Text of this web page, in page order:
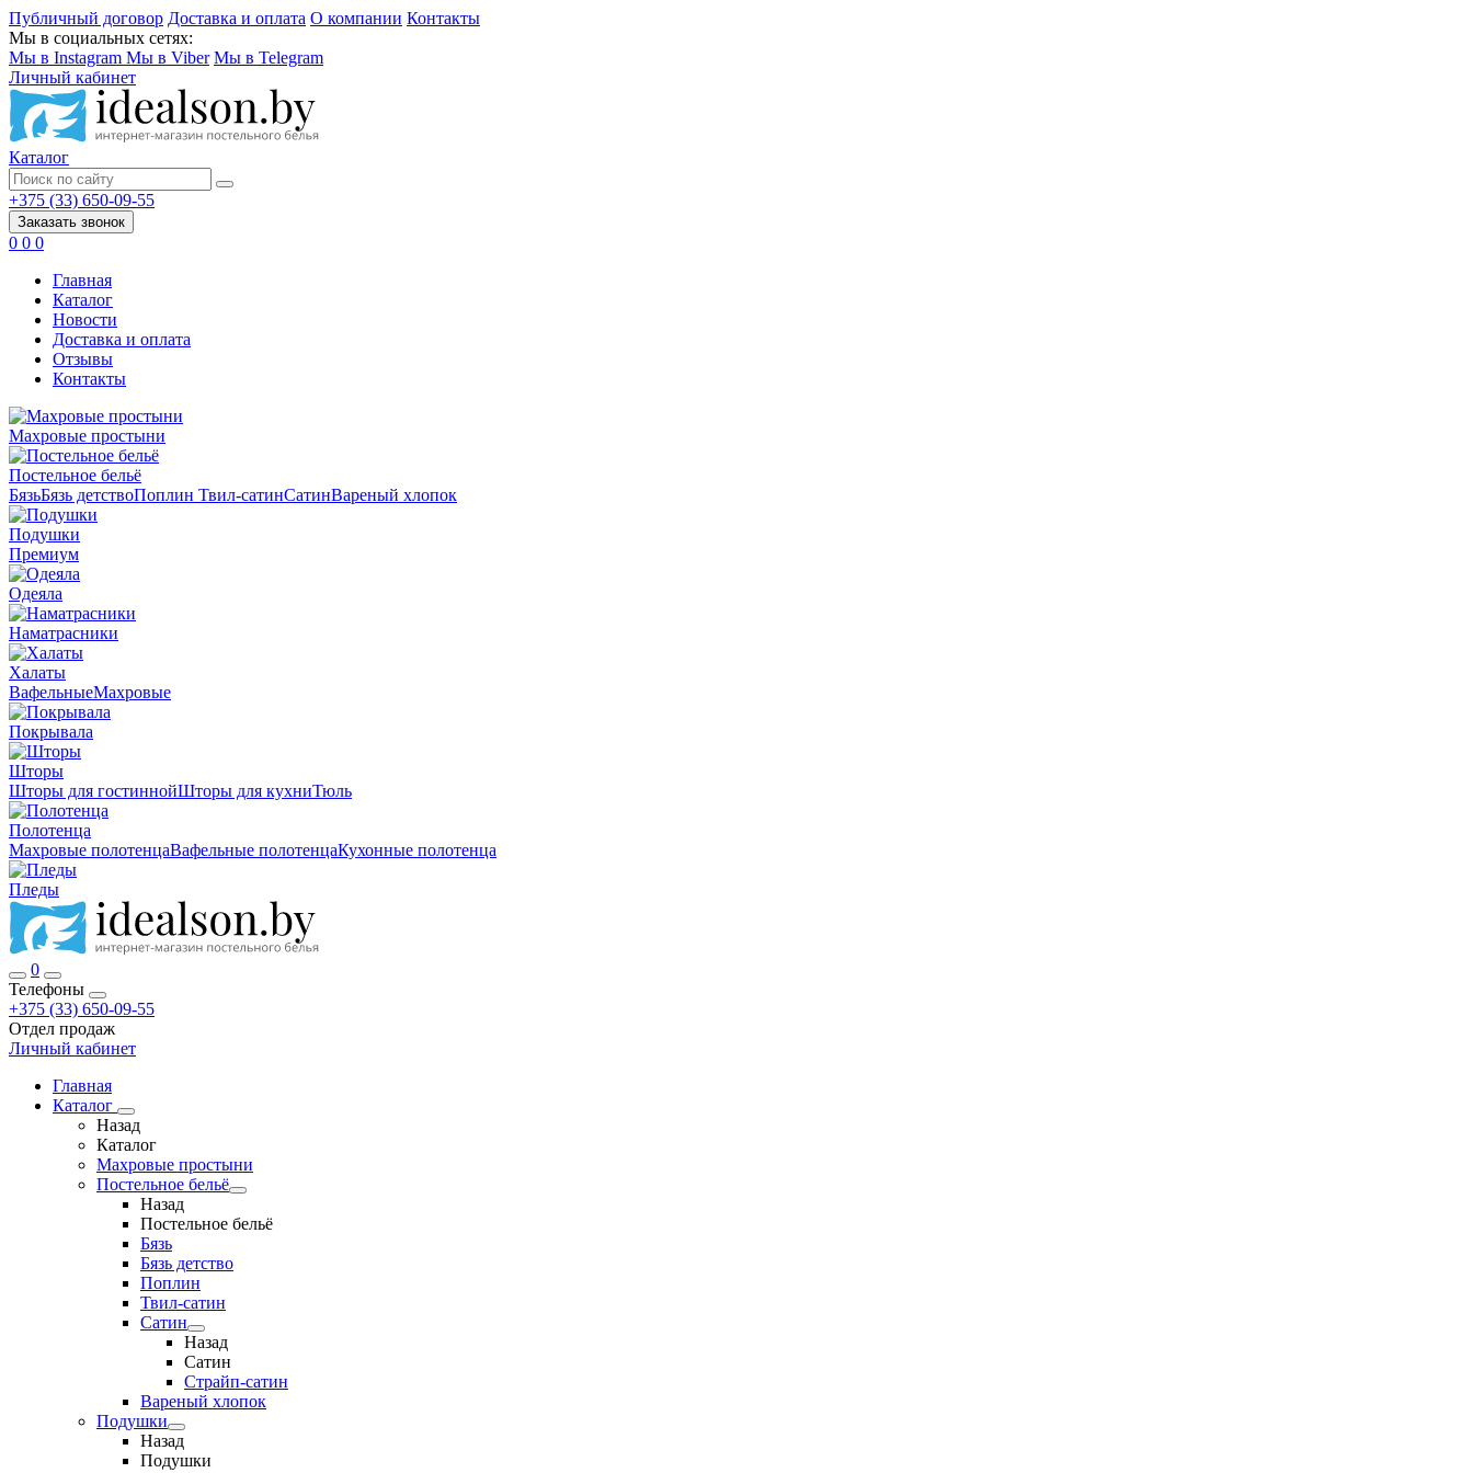
Публичный договор Доставка и оплата О компании Контакты
Мы в социальных сетях:
Мы в Instagram Мы в Viber Мы в Telegram
Личный кабинет
Каталог
+375 (33) 650-09-55
Заказать звонок
0 0 0
Главная
Каталог
Новости
Доставка и оплата
Отзывы
Контакты
Махровые простыни
Постельное бельё
БязьБязь детствоПоплин Твил-сатинСатинВареный хлопок
Подушки
Премиум
Одеяла
Наматрасники
Халаты
ВафельныеМахровые
Покрывала
Шторы
Шторы для гостиннойШторы для кухниТюль
Полотенца
Махровые полотенцаВафельные полотенцаКухонные полотенца
Пледы
0
Телефоны
+375 (33) 650-09-55
Отдел продаж
Личный кабинет
Главная
Каталог
Назад
Каталог
Махровые простыни
Постельное бельё
Назад
Постельное бельё
Бязь
Бязь детство
Поплин
Твил-сатин
Сатин
Назад
Сатин
Страйп-сатин
Вареный хлопок
Подушки
Назад
Подушки